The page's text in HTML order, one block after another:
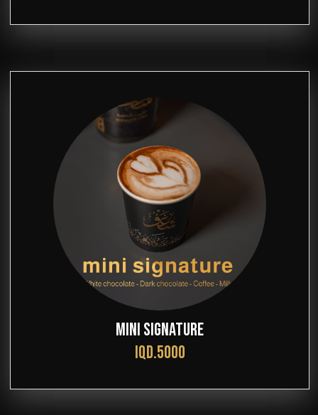
MINI SIGNATURE
IQD.5000